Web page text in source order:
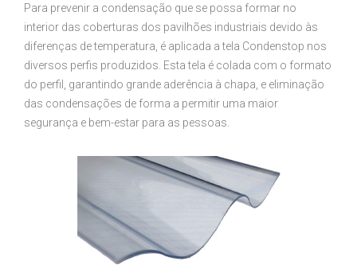
Para prevenir a condensação que se possa formar no
interior das coberturas dos pavilhões industriais devido às
diferenças de temperatura, é aplicada a tela Condenstop nos
diversos perfis produzidos. Esta tela é colada com o formato
do perfil, garantindo grande aderência à chapa, e eliminação
das condensações de forma a permitir uma maior
segurança e bem-estar para as pessoas.